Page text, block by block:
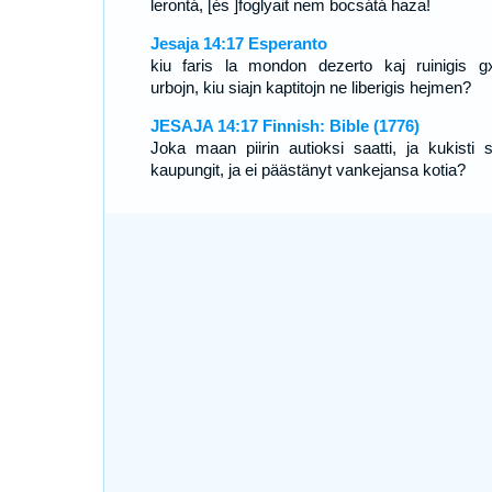
lerontá, [és ]foglyait nem bocsátá haza!
Jesaja 14:17 Esperanto
kiu faris la mondon dezerto kaj ruinigis
urbojn, kiu siajn kaptitojn ne liberigis hejmen?
JESAJA 14:17 Finnish: Bible (1776)
Joka maan piirin autioksi saatti, ja kukisti
kaupungit, ja ei päästänyt vankejansa kotia?